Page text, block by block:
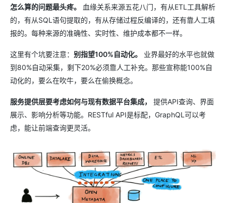
怎么算的问题最头疼。
血缘关系来源五花八门，有从ETL工具解析
的，有从SQL语句提取的，有从存储过程反编译的，还有靠人工填
报的。每种来源的准确性、实时性、维护成本都不一样。
这里有个坑要注意： 别指望100%自动化。
业界最好的水平也就做
到80%自动采集，剩下20%必须靠人工补充。那些宣称能100%自
动化的，要么在吹牛，要么在偷换概念。
服务提供层要考虑如何与现有数据平台集成，
提供API查询、界面
展示、影响分析等功能。RESTful API是标配，GraphQL可以考
虑，能让前端查询更灵活。